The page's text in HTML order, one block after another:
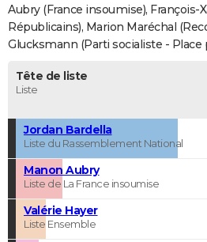
FORUM
Aubry (France insoumise), François-
Républicains), Marion Maréchal
Glucksmann (Parti socialiste - Place
Tête de liste
Liste
Jordan Bardella
Liste du Rassemblement National
Manon Aubry
Liste de La France insoumise
Valérie Hayer
Liste Ensemble